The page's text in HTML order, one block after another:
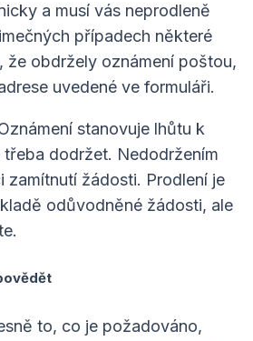
a musí vás neprodleně
případech některé
že obdržely oznámení poštou,
uvedené ve formuláři.
stanovuje lhůtu k
dodržet. Nedodržením
zamítnutí žádosti. Prodlení je
odůvodněné žádosti, ale
to, co je požadováno,